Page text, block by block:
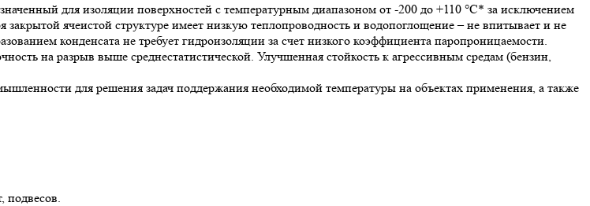
для изоляции поверхностей с температурным диапазоном от -200 до +110 °С* за исключением
ячеистой структуре имеет низкую теплопроводность и водопоглощение – не впитывает и не
конденсата не требует гидроизоляции за счет низкого коэффициента паропроницаемости.
на разрыв выше среднестатистической. Улучшенная стойкость к агрессивным средам (бензин,
для решения задач поддержания необходимой температуры на объектах применения, а также